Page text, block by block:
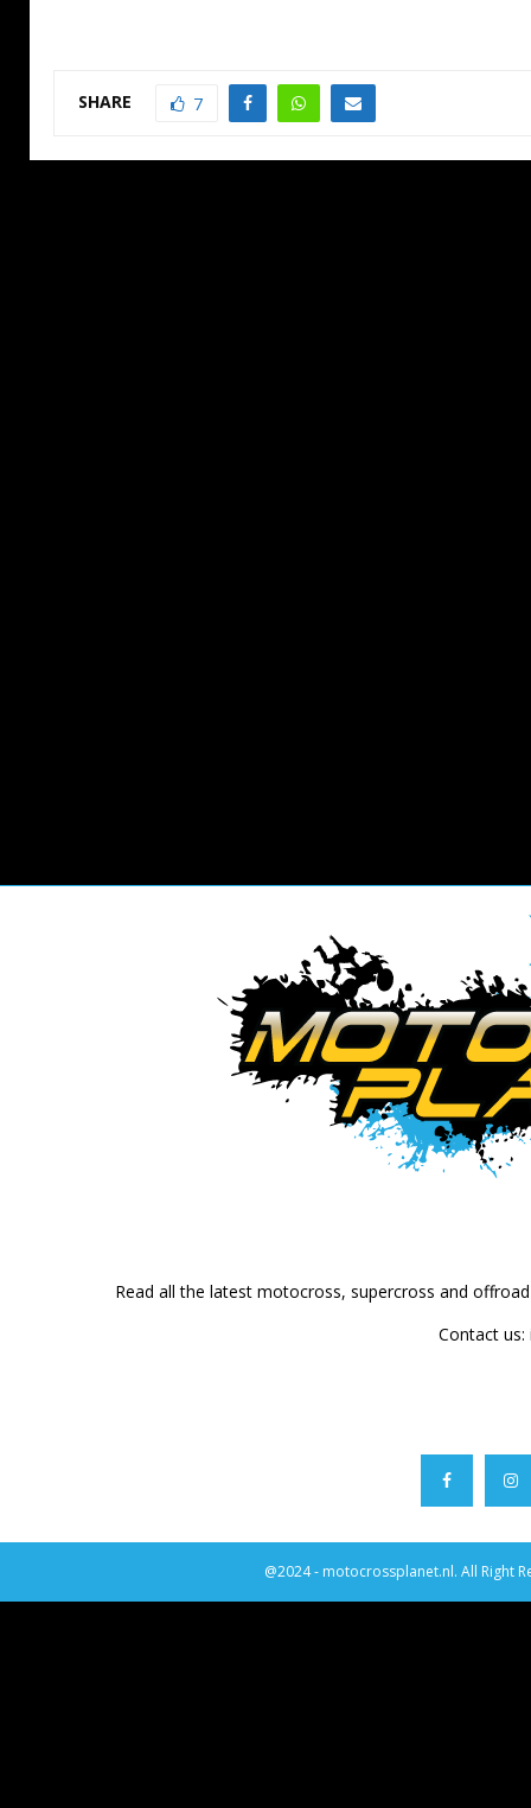
SHARE 7
Read all the latest motocross, supercross and
Contact us:
@2024 - motocrossplanet.nl. All Right